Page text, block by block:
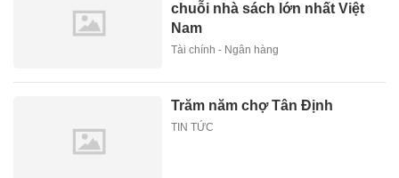
chuỗi nhà sách lớn nhất Việt
Nam
Tài chính - Ngân hàng
Trăm năm chợ Tân Định
TIN TỨC